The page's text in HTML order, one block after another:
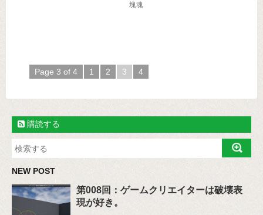
塊魂
Page 3 of 4 1 2 3 4
購読する
NEW POST
第008回：ゲームクリエイターは破壊表
現が好き。